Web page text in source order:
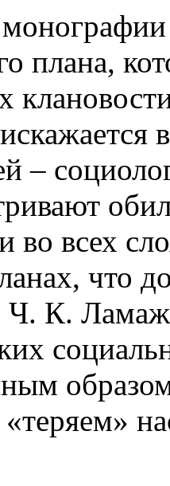
плана,
–
во всех
что
Ч. К.
«теряем»